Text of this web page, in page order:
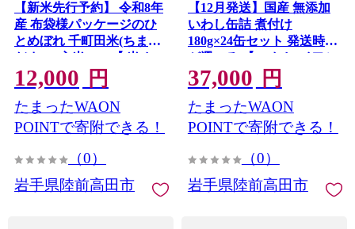
【新米先行予約】 令和8年
産 布袋様パッケージのひ
とめぼれ 千町田米(ちまち
だまい) 玄米 5kg 【 米 お
米 ひとめぼれ おにぎり お
弁当 産地直送 数量限定 】
RT3397
12,000 円
たまったWAON
POINTで寄附できる！
（0）
岩手県陸前高田市
【12月発送】国産 無添加
いわし缶詰 煮付け
180g×24缶セット 発送時期
が選べる 【 いわし イワシ
イワシ缶 魚 菊詰め 缶詰 無
着色 海産物 防災 備蓄 長期
保存 非常食 ローリングス
トック 国産 防災グッズ 】
37,000 円
たまったWAON
POINTで寄附できる！
（0）
岩手県陸前高田市